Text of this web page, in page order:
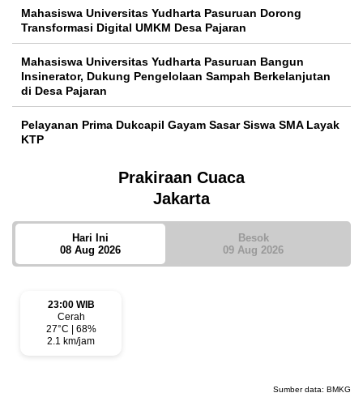
Mahasiswa Universitas Yudharta Pasuruan Dorong
Transformasi Digital UMKM Desa Pajaran
Mahasiswa Universitas Yudharta Pasuruan Bangun
Insinerator, Dukung Pengelolaan Sampah Berkelanjutan
di Desa Pajaran
Pelayanan Prima Dukcapil Gayam Sasar Siswa SMA Layak
KTP
Prakiraan Cuaca
Jakarta
Hari Ini
08 Aug 2026
Besok
09 Aug 2026
23:00 WIB
Cerah
27°C | 68%
2.1 km/jam
Sumber data: BMKG